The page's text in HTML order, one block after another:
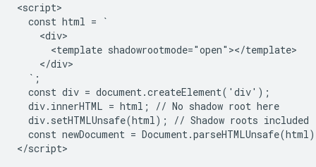
<script>
  const html = `
    <div>
      <template shadowrootmode="open"></template>
    </div>
  `;
  const div = document.createElement('div');
  div.innerHTML = html; // No shadow root here
  div.setHTMLUnsafe(html); // Shadow roots included
const newDocument =